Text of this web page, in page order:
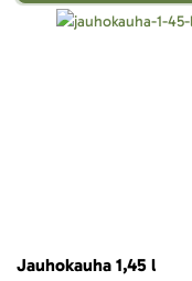
Jauhokauha 1,45 l